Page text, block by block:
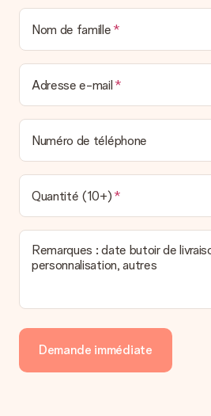
Nom de famille
Adresse e-mail
Numéro de téléphone
Quantité (10+)
Remarques : date butoir de
personnalisation, autres
Demande immédiate